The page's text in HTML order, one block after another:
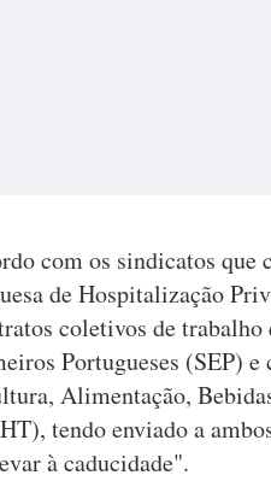
com os sindicatos que
de Hospitalização
coletivos de
Portugueses (SEP)
Alimentação,
tendo enviado a
à caducidade".